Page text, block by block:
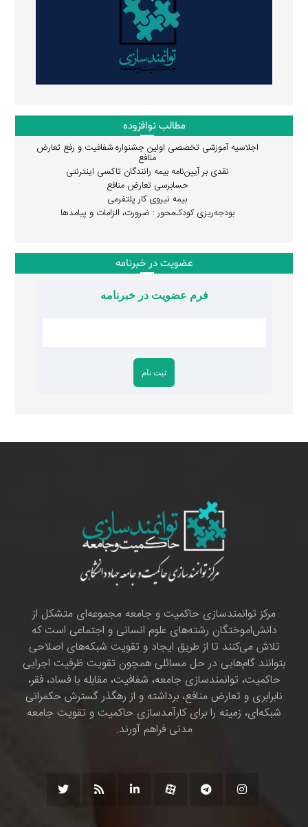
مطالب نوافزوده
اجلاسیه آموزشی تخصصی اولین جشنواره شفافیت و رفع تعارض
منافع
نقدی بر آیین‌نامه بیمه رانندگان تاکسی اینترنتی
حسابرسی تعارض منافع
بیمه نیروی کار پلتفرمی
بودجه‌ریزی کودک‌محور : ضرورت، الزامات و پیامدها
عضویت در خبرنامه
فرم عضویت در خبرنامه
مرکز توانمندسازی حاکمیت و جامعه مجموعه‌ای متشکل از
دانش‌اموختگان رشته‌های علوم انسانی و اجتماعی است که
تلاش می‌کنند تا از طریق ایجاد و تقویت شبکه‌های اصلاحی
بتوانند گام‌هایی در حل مسائلی همچون تقویت ظرفیت اجرایی
حاکمیت، توانمندسازی جامعه، شفافیت، مقابله با فساد، فقر،
نابرابری و تعارض منافع، برداشته و از رهگذر گسترش حکمرانی
شبکه‌ای، زمینه را برای کارآمدسازی حاکمیت و تقویت جامعه
مدنی فراهم آورند.